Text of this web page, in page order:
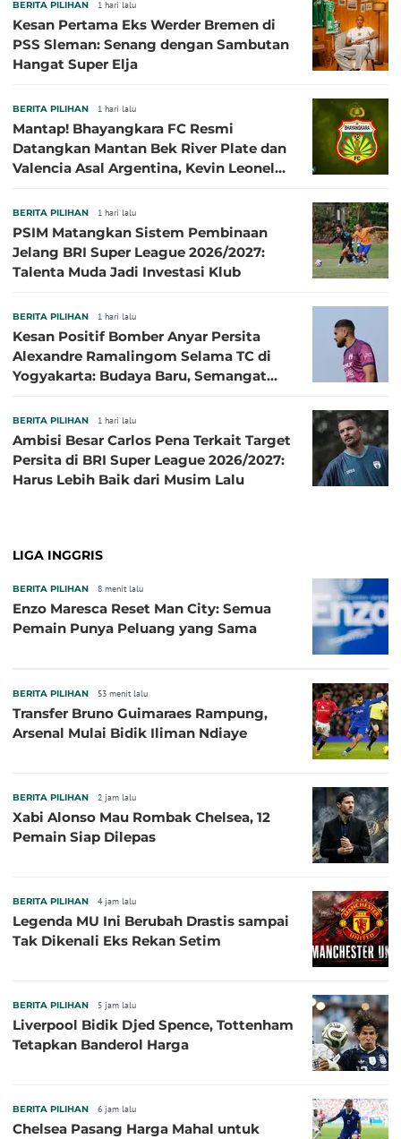
BERITA PILIHAN 1 hari lalu
Kesan Pertama Eks Werder Bremen di
PSS Sleman: Senang dengan Sambutan
Hangat Super Elja
BERITA PILIHAN 1 hari lalu
Mantap! Bhayangkara FC Resmi
Datangkan Mantan Bek River Plate dan
Valencia Asal Argentina, Kevin Leonel
BERITA PILIHAN 1 hari lalu
PSIM Matangkan Sistem Pembinaan
Jelang BRI Super League 2026/2027:
Talenta Muda Jadi Investasi Klub
BERITA PILIHAN 1 hari lalu
Kesan Positif Bomber Anyar Persita
Alexandre Ramalingom Selama TC di
Yogyakarta: Budaya Baru, Semangat
BERITA PILIHAN 1 hari lalu
Ambisi Besar Carlos Pena Terkait Target
Persita di BRI Super League 2026/2027:
Harus Lebih Baik dari Musim Lalu
LIGA INGGRIS
BERITA PILIHAN 8 menit lalu
Enzo Maresca Reset Man City: Semua
Pemain Punya Peluang yang Sama
BERITA PILIHAN 53 menit lalu
Transfer Bruno Guimaraes Rampung,
Arsenal Mulai Bidik Iliman Ndiaye
BERITA PILIHAN 2 jam lalu
Xabi Alonso Mau Rombak Chelsea, 12
Pemain Siap Dilepas
BERITA PILIHAN 4 jam lalu
Legenda MU Ini Berubah Drastis sampai
Tak Dikenali Eks Rekan Setim
BERITA PILIHAN 5 jam lalu
Liverpool Bidik Djed Spence, Tottenham
Tetapkan Banderol Harga
BERITA PILIHAN 6 jam lalu
Chelsea Pasang Harga Mahal untuk